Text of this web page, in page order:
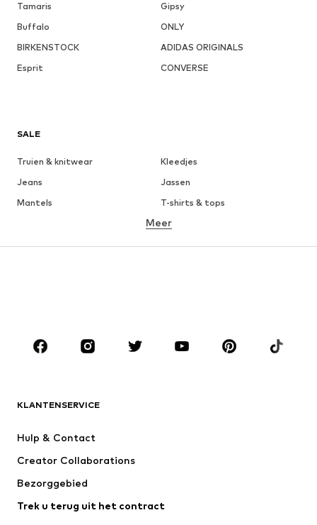
Tamaris
Gipsy
Buffalo
ONLY
BIRKENSTOCK
ADIDAS ORIGINALS
Esprit
CONVERSE
SALE
Truien & knitwear
Kleedjes
Jeans
Jassen
Mantels
T-shirts & tops
Ondergoed
Rokken
Blouses & tunieken
Accessoires
Premium
Nieuw
Ondergoed
Mantels
Rokken
Meer
KLANTENSERVICE
Hulp & Contact
Creator Collaborations
Bezorggebied
Trek u terug uit het contract